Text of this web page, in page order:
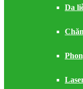
Da